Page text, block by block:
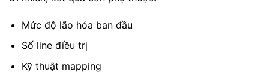
Mức độ lão hóa ban đầu
Số line điều trị
Kỹ thuật mapping